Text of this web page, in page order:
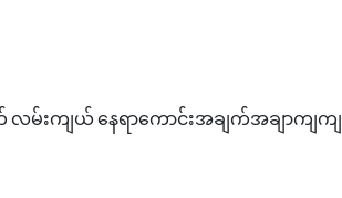
မ်းကျယ် နေရာကောင်းအချက်အချာကျကျ